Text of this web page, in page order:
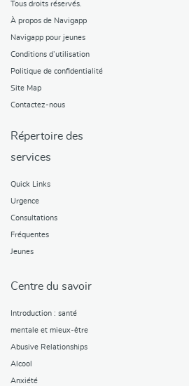
Tous droits réservés.
À propos de Navigapp
Navigapp pour jeunes
Conditions d’utilisation
Politique de confidentialité
Site Map
Contactez-nous
Répertoire des
services
Quick Links
Urgence
Consultations
Fréquentes
Jeunes
Centre du savoir
Introduction : santé
mentale et mieux-être
Abusive Relationships
Alcool
Anxiété